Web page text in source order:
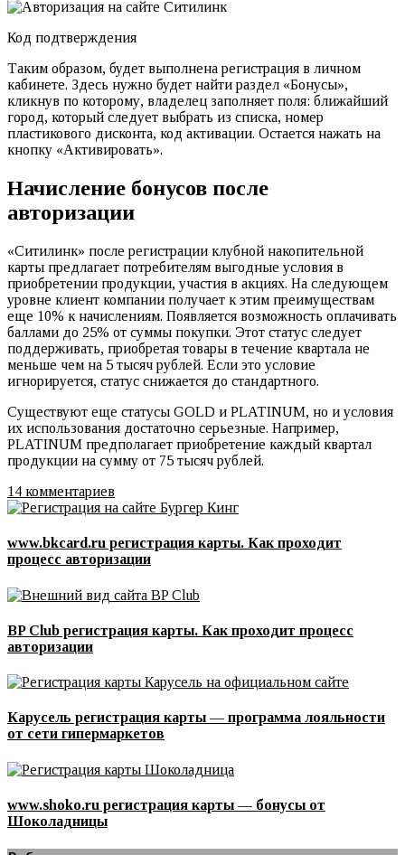
Код подтверждения
Таким образом, будет выполнена регистрация в личном
кабинете. Здесь нужно будет найти раздел «Бонусы»,
кликнув по которому, владелец заполняет поля: ближайший
город, который следует выбрать из списка, номер
пластикового дисконта, код активации. Остается нажать на
кнопку «Активировать».
Начисление бонусов после
авторизации
«Ситилинк» после регистрации клубной накопительной
карты предлагает потребителям выгодные условия в
приобретении продукции, участия в акциях. На следующем
уровне клиент компании получает к этим преимуществам
еще 10% к начислениям. Появляется возможность оплачивать
баллами до 25% от суммы покупки. Этот статус следует
поддерживать, приобретая товары в течение квартала не
меньше чем на 5 тысяч рублей. Если это условие
игнорируется, статус снижается до стандартного.
Существуют еще статусы GOLD и PLATINUM, но и условия
их использования достаточно серьезные. Например,
PLATINUM предполагает приобретение каждый квартал
продукции на сумму от 75 тысяч рублей.
14 комментариев
www.bkcard.ru регистрация карты. Как проходит
процесс авторизации
BP Club регистрация карты. Как проходит процесс
авторизации
Карусель регистрация карты — программа лояльности
от сети гипермаркетов
www.shoko.ru регистрация карты — бонусы от
Шоколадницы